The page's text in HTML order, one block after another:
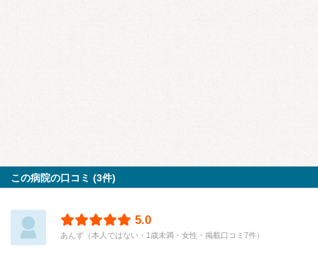
この病院の口コミ (3件)
5.0
あんず（本人ではない・1歳未満・女性・掲載口コミ7件）